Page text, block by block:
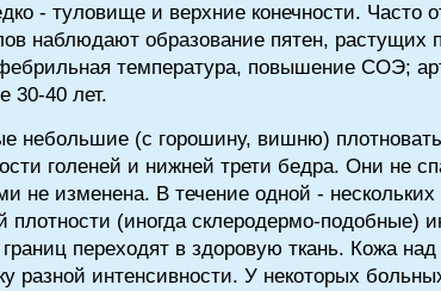
- туловище и верхние конечности. Часто
наблюдают образование пятен, растущих
температура, повышение СОЭ;
30-40 лет.
небольшие (с горошину, вишню)
голеней и нижней трети бедра. Они не
изменена. В течение одной - нескольких
(иногда склеродермо-подобные)
переходят в здоровую ткань. Кожа над
разной интенсивности. У некоторых